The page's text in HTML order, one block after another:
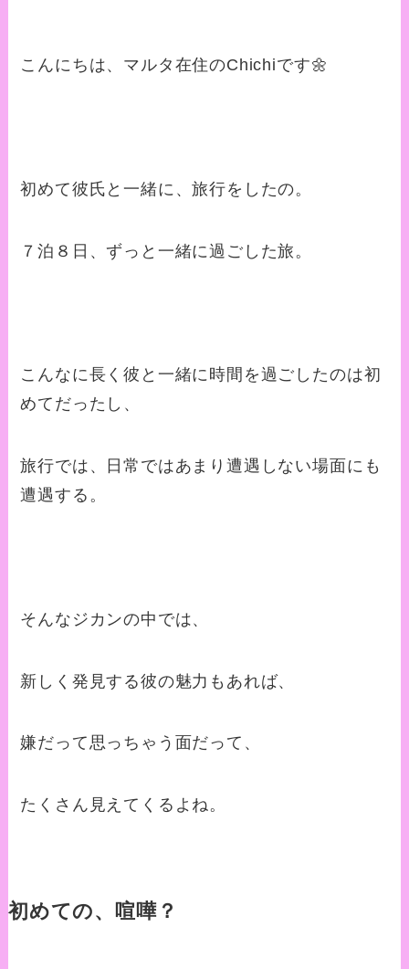
こんにちは、マルタ在住のChichiです🌼
初めて彼氏と一緒に、旅行をしたの。
７泊８日、ずっと一緒に過ごした旅。
こんなに長く彼と一緒に時間を過ごしたのは初
めてだったし、
旅行では、日常ではあまり遭遇しない場面にも
遭遇する。
そんなジカンの中では、
新しく発見する彼の魅力もあれば、
嫌だって思っちゃう面だって、
たくさん見えてくるよね。
初めての、喧嘩？